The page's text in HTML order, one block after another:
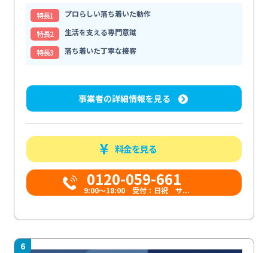
特⻑1
プロらしい落ち着いた動作
特⻑2
生活を支える専門意識
特⻑3
落ち着いた丁寧な接客
事業者の詳細情報を見る
料金を見る
0120-059-661
9:00〜18:00 受付：日祝 サ...
6